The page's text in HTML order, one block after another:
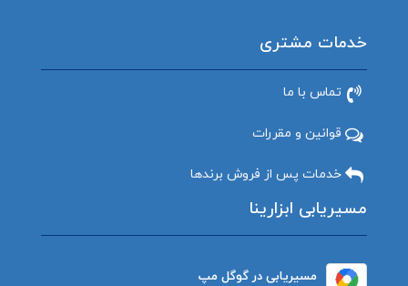
خدمات مشتری
تماس با ما
قوانین و مقررات
خدمات پس از فروش برندها
مسیریابی ابزارینا
مسیریابی در گوگل مپ